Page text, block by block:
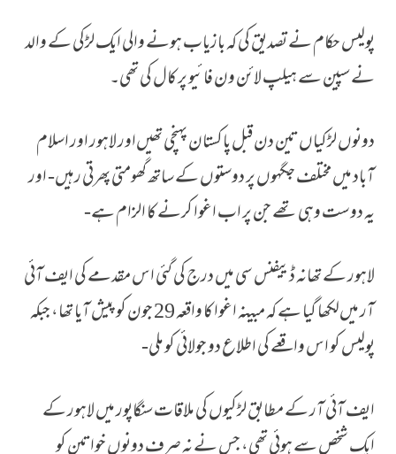
پولیس حکام نے تصدیق کی کہ بازیاب ہونے والی ایک لڑکی کے والد
نے سپین سے ہیلپ لائن ون فائیو پر کال کی تھی۔
دونوں لڑکیاں تین دن قبل پاکستان پہنچی تھیں‌اور لاہور اور اسلام
آباد میں مختلف جگہوں پر دوستوں کے ساتھ گھومتی پھرتی رہیں- اور
یہ دوست وہی تھے جن پر اب اغوا کرنے کا الزام ہے-
لاہور کے تھانہ ڈییفنس سی میں درج کی گئی اس مقدمے کی ایف آئی
آر میں‌لکھا گیا ہے کہ مبینہ اغوا کا واقعہ 29 جون کو پیش آیا تھا، جبکہ
پولیس کو اس واقعے کی اطلاع دو جولائی کو ملی-
ایف آئی آر کے مطابق لڑکیوں کی ملاقات سنگاپور میں لاہور کے